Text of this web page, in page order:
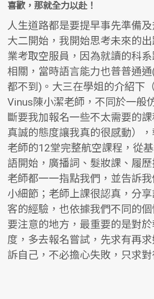
喜歡，那就全力以赴！
人生道路都是要提早事先準備
大二開始，我開始思考未來的
業考取空服員，因為就讀的科
相關，當時語言能力也普普通
都不到)。大三在學姐的介紹下
Vinus陳小潔老師，不同於一般
斷要我加報名一些不太需要的
真誠的態度讓我真的很感動）
老師的12堂完整航空課程，從
語開始，廣播詞、髮妝課、履歷
老師都一一指點我們，並告訴
小細節；老師上課很認真，分
客的經驗，也依據我們不同的
要注意的地方，最重要的是對
度，多去報名嘗試，先求有再
訴自己，不必擔心失敗，只求對